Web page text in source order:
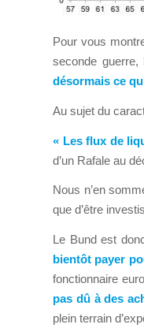
Pour vous
seconde
désormais ce
Au sujet du
« Les flux de
d’un Rafale au
Nous n’en
que d’être
Le Bund est
bientôt payer
fonctionnaire
pas dû à des
plein terrain